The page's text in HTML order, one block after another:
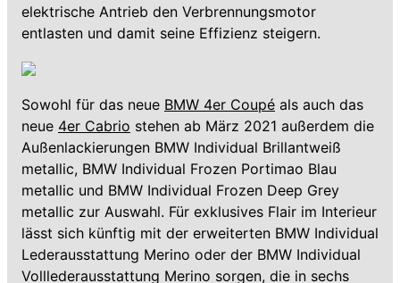
elektrische Antrieb den Verbrennungsmotor
entlasten und damit seine Effizienz steigern.
Sowohl für das neue BMW 4er Coupé als auch das
neue 4er Cabrio stehen ab März 2021 außerdem die
Außenlackierungen BMW Individual Brillantweiß
metallic, BMW Individual Frozen Portimao Blau
metallic und BMW Individual Frozen Deep Grey
metallic zur Auswahl. Für exklusives Flair im Interieur
lässt sich künftig mit der erweiterten BMW Individual
Lederausstattung Merino oder der BMW Individual
Volllederausstattung Merino sorgen, die in sechs